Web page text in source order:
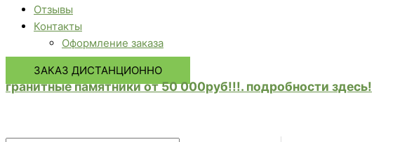
Отзывы
Контакты
Оформление заказа
ЗАКАЗ ДИСТАНЦИОННО
гранитные памятники от 50 000руб!!!. подробности здесь!